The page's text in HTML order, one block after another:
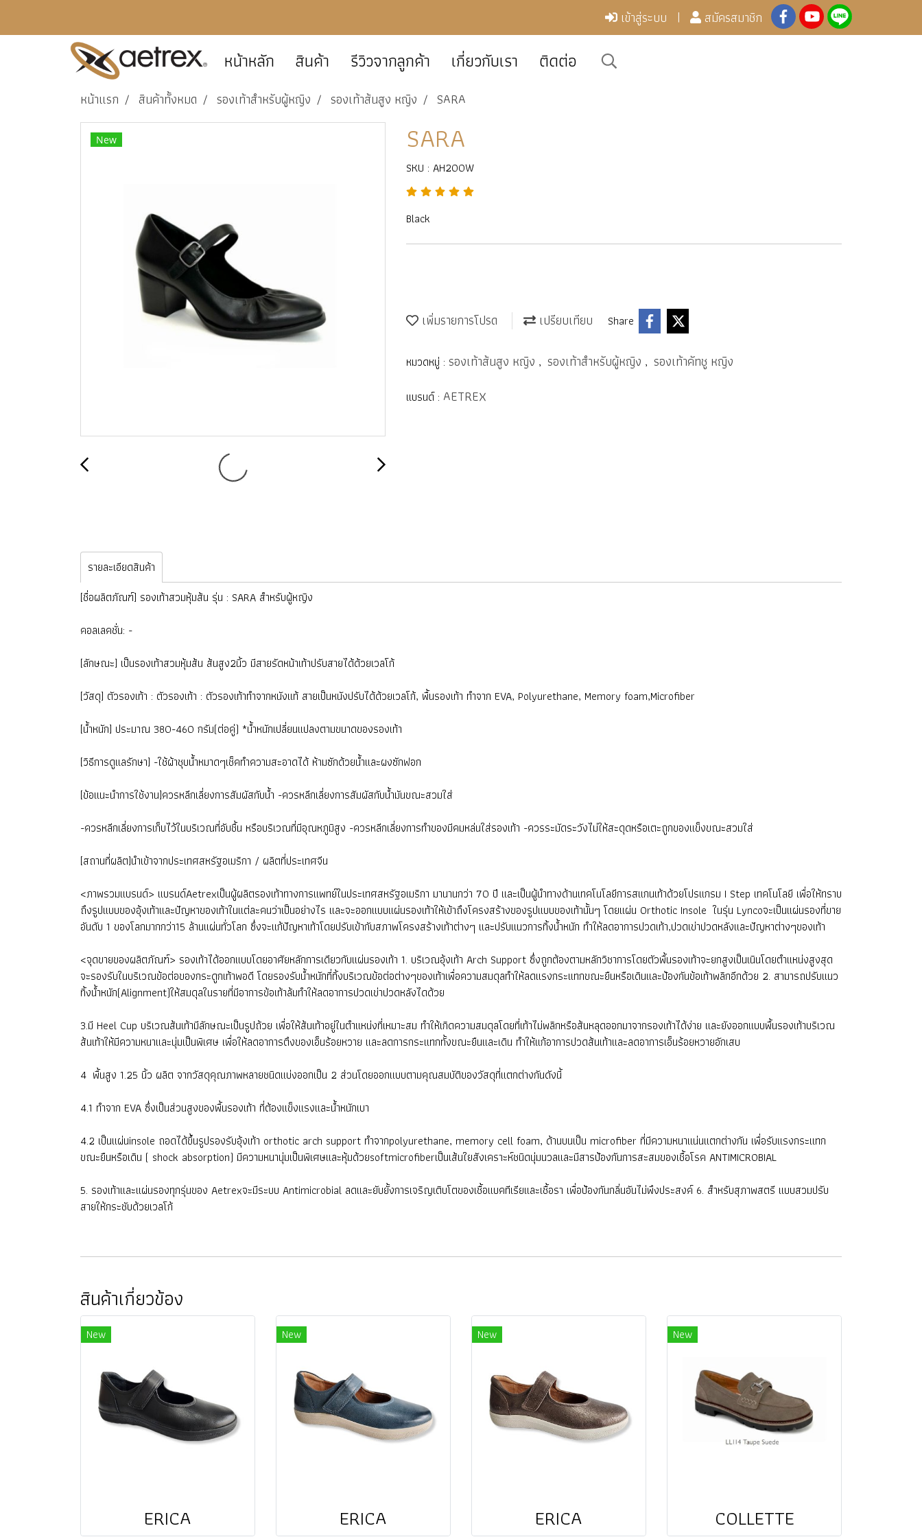
เข้าสู่ระบบ สมัครสมาชิก
หน้าหลัก สินค้า รีวิวจากลูกค้า เกี่ยวกับเรา ติดต่อ
หน้าแรก สินค้าทั้งหมด รองเท้าสำหรับผู้หญิง รองเท้าส้นสูง หญิง SARA
New SARA
SKU : AH200W
Black
เพิ่มรายการโปรด เปรียบเทียบ Share
หมวดหมู่ : รองเท้าส้นสูง หญิง , รองเท้าสำหรับผู้หญิง , รองเท้าคัทชู หญิง
แบรนด์ : AETREX
รายละเอียดสินค้า
[ชื่อผลิตภัณฑ์] รองเท้าสวมหุ้มส้น รุ่น : SARA สำหรับผู้หญิง
คอลเลคชั่น: -
[ลักษณะ] เป็นรองเท้าสวมหุ้มส้น ส้นสูง2นิ้ว มีสายรัดหน้าเท้าปรับสายได้ด้วยเวลโก้
[วัสดุ] ตัวรองเท้า : ตัวรองเท้า : ตัวรองเท้าทำจากหนังแท้ สายเป็นหนังปรับได้ด้วยเวลโก้, พื้นรองเท้า ทำจาก EVA, Polyurethane, Memory foam,Microfiber
[น้ำหนัก] ประมาณ 380-460 กรัม(ต่อคู่) *น้ำหนักเปลี่ยนแปลงตามขนาดของรองเท้า
[วิธีการดูแลรักษา] -ใช้ผ้าชุบน้ำหมาดๆเช็คทำความสะอาดได้ ห้ามซักด้วยน้ำและผงซักฟอก
[ข้อแนะนำการใช้งาน]ควรหลีกเลี่ยงการสัมผัสกับน้ำ -ควรหลีกเลี่ยงการสัมผัสกับน้ำมันขณะสวมใส่
-ควรหลีกเลี่ยงการเก็บไว้ในบริเวณที่อับชื้น หรือบริเวณที่มีอุณหภูมิสูง -ควรหลีกเลี่ยงการทำของมีคมหล่นใส่รองเท้า -ควรระมัดระวังไม่ให้สะดุดหรือเตะถูกของแข็งขณะสวมใส่
[สถานที่ผลิต]นำเข้าจากประเทศสหรัฐอเมริกา / ผลิตที่ประเทศจีน
<ภาพรวมแบรนด์> แบรนด์Aetrexเป็นผู้ผลิตรองเท้าทางการแพทย์ในประเทศสหรัฐอเมริกา มานานกว่า 70 ปี และเป็นผู้นำทางด้านเทคโนโลยีการสแกนเท้าด้วยโปรแกรม I Step เทคโนโลยี เพื่อให้ทราบ
ถึงรูปแบบของอุ้งเท้าและปัญหาของเท้าในแต่ละคนว่าเป็นอย่างไร และจะออกแบบแผ่นรองเท้าให้เข้าถึงโครงสร้างของรูปแบบของเท้านั้นๆ โดยแผ่น Orthotic Insole ในรุ่น Lyncoจะเป็นแผ่นรองที่ขาย
อันดับ 1 ของโลกมากกว่า15 ล้านแผ่นทั่วโลก ซึ่งจะแก้ปัญหาเท้าโดยปรับเข้ากับสภาพโครงสร้างเท้าต่างๆ และปรับแนวการทิ้งน้ำหนัก ทำให้ลดอาการปวดเท้า,ปวดเข่าปวดหลังและปัญหาต่างๆของเท้า
<จุดขายของผลิตภัณฑ์> รองเท้าได้ออกแบบโดยอาศัยหลักการเดียวกับแผ่นรองเท้า 1. บริเวณอุ้งเท้า Arch Support ซึ่งถูกต้องตามหลักวิชาการโดยตัวพื้นรองเท้าจะยกสูงเป็นเนินโดยตำแหน่งสูงสุด
จะรองรับในบริเวณข้อต่อของกระดูกเท้าพอดี โดยรองรับน้ำหนักที่ทิ้งบริเวณข้อต่อต่างๆของเท้าเพื่อความสมดุลทำให้ลดแรงกระแทกขณะยืนหรือเดินและป้องกันข้อเท้าพลิกอีกด้วย 2. สามารถปรับแนว
ทิ้งน้ำหนัก(Alignment)ให้สมดุลในรายที่มีอาการข้อเท้าล้มทำให้ลดอาการปวดเข่าปวดหลังไดด้วย
3.มี Heel Cup บริเวณส้นเท้ามีลักษณะเป็นรูปถ้วย เพื่อให้ส้นเท้าอยู่ในตำแหน่งที่เหมาะสม ทำให้เกิดความสมดุลโดยที่เท้าไม่พลิกหรือส้นหลุดออกมาจากรองเท้าได้ง่าย และยังออกแบบพื้นรองเท้าบริเวณ
ส้นเท้าให้มีความหนาและนุ่มเป็นพิเศษ เพื่อให้ลดอาการตึงของเอ็นร้อยหวาย และลดการกระแทกทั้งขณะยืนและเดิน ทำให้แก้อาการปวดส้นเท้าและลดอาการเอ็นร้อยหวายอักเสบ
4 พื้นสูง 1.25 นิ้ว ผลิต จากวัสดุคุณภาพหลายชนิดแบ่งออกเป็น 2 ส่วนโดยออกแบบตามคุณสมบัติของวัสดุที่แตกต่างกันดังนี้
4.1 ทำจาก EVA ซึ่งเป็นส่วนสูงของพื้นรองเท้า ที่ต้องแข็งแรงและน้ำหนักเบา
4.2 เป็นแผ่นinsole ถอดได้ขึ้นรูปรองรับอุ้งเท้า orthotic arch support ทำจากpolyurethane, memory cell foam, ด้านบนเป็น microfiber ที่มีความหนาแน่นแตกต่างกัน เพื่อรับแรงกระแทก
ขณะยืนหรือเดิน ( shock absorption) มีความหนานุ่มเป็นพิเศษและหุ้มด้วยsoftmicrofiberเป็นเส้นใยสังเคราะห์ชนิดนุ่มนวลและมีสารป้องกันการสะสมของเชื้อโรค ANTIMICROBIAL
5. รองเท้าและแผ่นรองทุกรุ่นของ Aetrexจะมีระบบ Antimicrobial ลดและยับยั้งการเจริญเติบโตของเชื้อแบคทีเรียและเชื้อรา เพื่อป้องกันกลิ่นอันไม่พึงประสงค์ 6. สำหรับสุภาพสตรี แบบสวมปรับ
สายให้กระชับด้วยเวลโก้
สินค้าเกี่ยวข้อง
New
ERICA
New
ERICA
New
ERICA
New
COLLETTE